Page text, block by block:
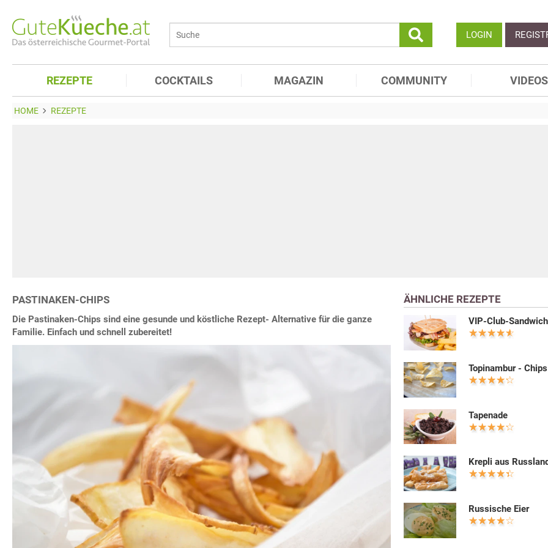
LOGIN
REZEPTE COCKTAILS MAGAZIN COMMUNITY VIDEOS
HOME REZEPTE
PASTINAKEN-CHIPS
Die Pastinaken-Chips sind eine gesunde und köstliche Rezept- Alternative für die ganze
Familie. Einfach und schnell zubereitet!
ÄHNLICHE REZEPTE
VIP-Club-Sandwich
Topinambur - Chips
Tapenade
Krepli aus
Russische Eier